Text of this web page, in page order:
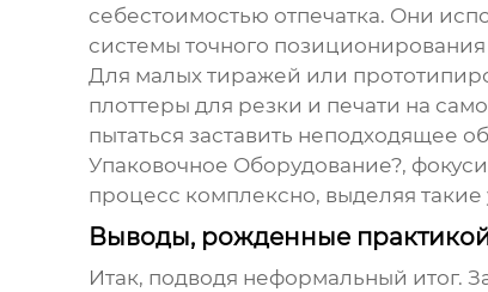
себестоимостью отпечатка. Они
системы точного
Для малых тиражей или
плоттеры для резки и печати на
пытаться заставить неподходящее
Упаковочное Оборудование?,
процесс комплексно, выделяя такие
Выводы, рожденные
Итак, подводя неформальный итог.